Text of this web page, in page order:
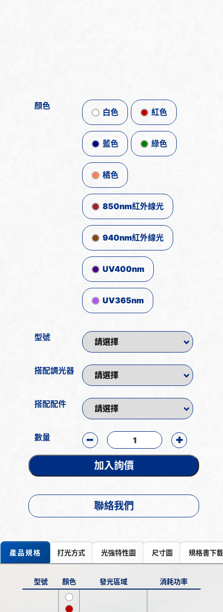
顏色
白色 紅色
藍色 綠色
橘色
850nm紅外線光
940nm紅外線光
UV400nm
UV365nm
型號
搭配調光器
搭配配件
數量
加入詢價
聯絡我們
產品規格 打光方式 光強特性圖 尺寸圖 規格書下載
型號 顏色 發光區域 消耗功率